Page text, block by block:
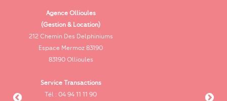
Agence Ollioules
(Gestion & Location)
212 Chemin Des Delphiniums
Espace Mermoz 83190
83190 Ollioules
Service Transactions
Tél : 04 94 11 11 90